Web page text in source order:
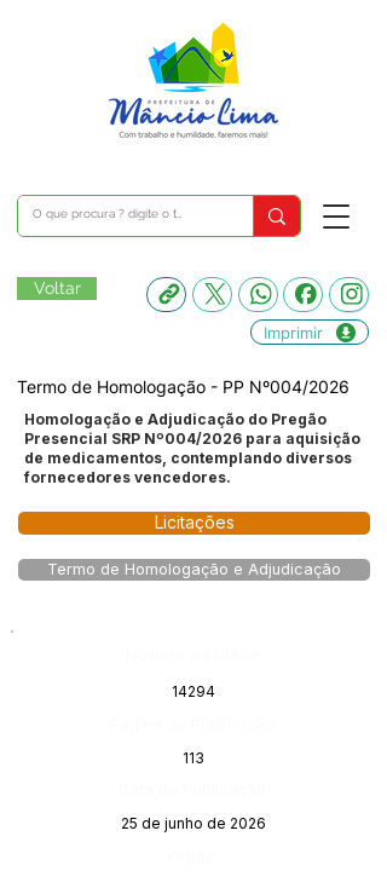
Voltar
Imprimir
Termo de Homologação - PP Nº004/2026
Homologação e Adjudicação do Pregão
Presencial SRP Nº004/2026 para aquisição
de medicamentos, contemplando diversos
fornecedores vencedores.
Licitações
Termo de Homologação e Adjudicação
14294
113
25 de junho de 2026